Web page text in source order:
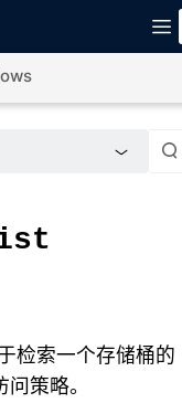
检索一个存储桶的
策略。